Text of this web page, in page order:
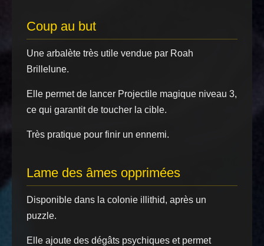
Coup au but
Une arbalète très utile vendue par Roah
Brillelune.
Elle permet de lancer Projectile magique niveau 3,
ce qui garantit de toucher la cible.
Très pratique pour finir un ennemi.
Lame des âmes opprimées
Disponible dans la colonie illithid, après un
puzzle.
Elle ajoute des dégâts psychiques et permet